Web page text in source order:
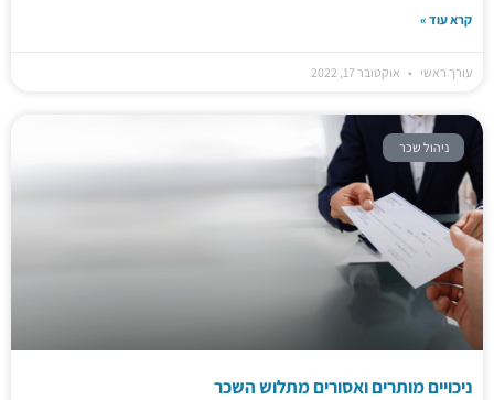
קרא עוד »
עורך ראשי אוקטובר 17, 2022
ניהול שכר
ניכויים מותרים ואסורים מתלוש השכר